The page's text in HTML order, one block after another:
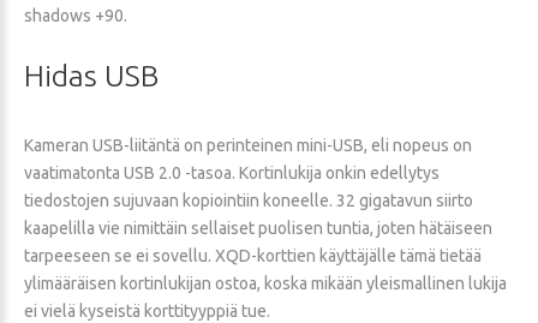
shadows +90.
Hidas USB
Kameran USB-liitäntä on perinteinen mini-USB, eli nopeus on
vaatimatonta USB 2.0 -tasoa. Kortinlukija onkin edellytys
tiedostojen sujuvaan kopiointiin koneelle. 32 gigatavun siirto
kaapelilla vie nimittäin sellaiset puolisen tuntia, joten hätäiseen
tarpeeseen se ei sovellu. XQD-korttien käyttäjälle tämä tietää
ylimääräisen kortinlukijan ostoa, koska mikään yleismallinen lukija
ei vielä kyseistä korttityyppiä tue.